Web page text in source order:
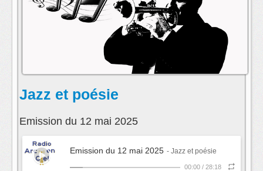
Jazz et poésie
Emission du 12 mai 2025
Emission du 12 mai 2025 - Jazz et poésie
00:00 / 28:18